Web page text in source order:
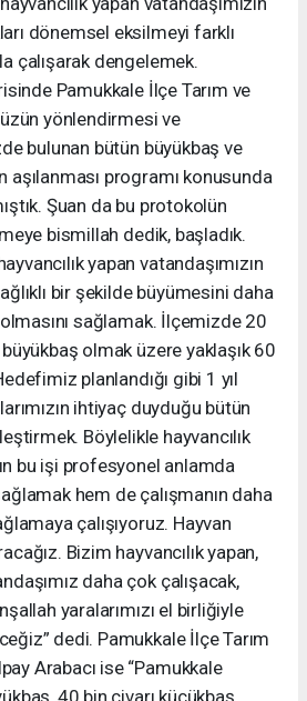
dönemsel eksilmeyi farklı
çalışarak dengelemek.
Pamukkale İlçe Tarım ve
yönlendirmesi ve
bulunan bütün büyükbaş ve
aşılanması programı konusunda
Şuan da bu protokolün
bismillah dedik, başladık.
yapan vatandaşımızın
bir şekilde büyümesini daha
sağlamak. İlçemizde 20
olmak üzere yaklaşık 60
planlandığı gibi 1 yıl
ihtiyaç duyduğu bütün
Böylelikle hayvancılık
bu işi profesyonel anlamda
hem de çalışmanın daha
çalışıyoruz. Hayvan
Bizim hayvancılık yapan,
daha çok çalışacak,
yaralarımızı el birliğiyle
dedi. Pamukkale İlçe Tarım
Arabacı ise “Pamukkale
40 bin civarı küçükbaş